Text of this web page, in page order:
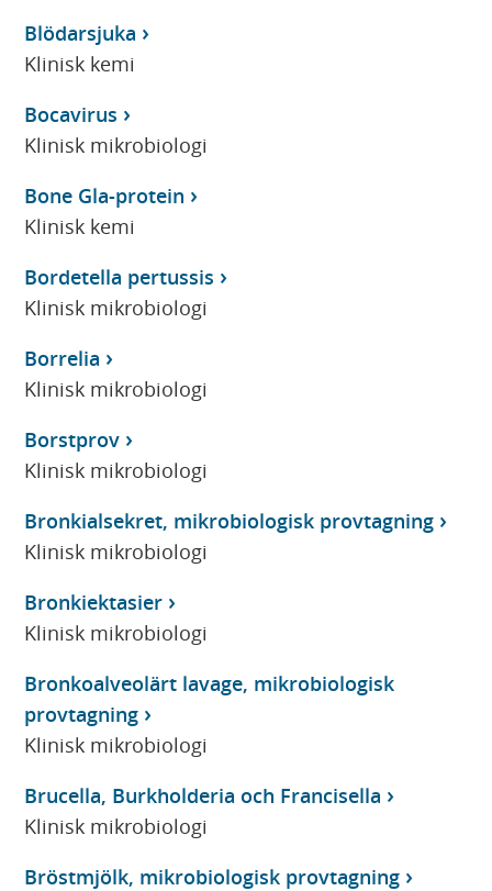
Blödarsjuka
Klinisk kemi
Bocavirus
Klinisk mikrobiologi
Bone Gla-protein
Klinisk kemi
Bordetella pertussis
Klinisk mikrobiologi
Borrelia
Klinisk mikrobiologi
Borstprov
Klinisk mikrobiologi
Bronkialsekret, mikrobiologisk provtagning
Klinisk mikrobiologi
Bronkiektasier
Klinisk mikrobiologi
Bronkoalveolärt lavage, mikrobiologisk
provtagning
Klinisk mikrobiologi
Brucella, Burkholderia och Francisella
Klinisk mikrobiologi
Bröstmjölk, mikrobiologisk provtagning